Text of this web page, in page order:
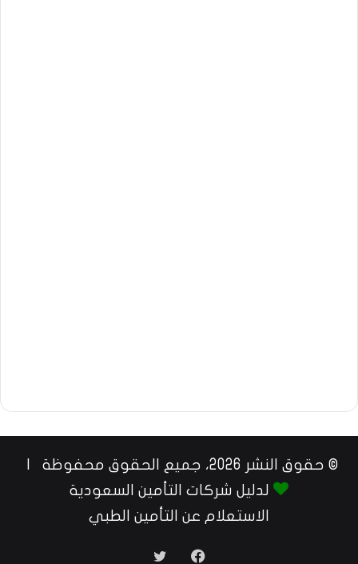
© حقوق النشر 2026، جميع الحقوق محفوظة |
لدليل شركات التأمين السعودية
الاستعلام عن التأمين الطبي
فيسبوك